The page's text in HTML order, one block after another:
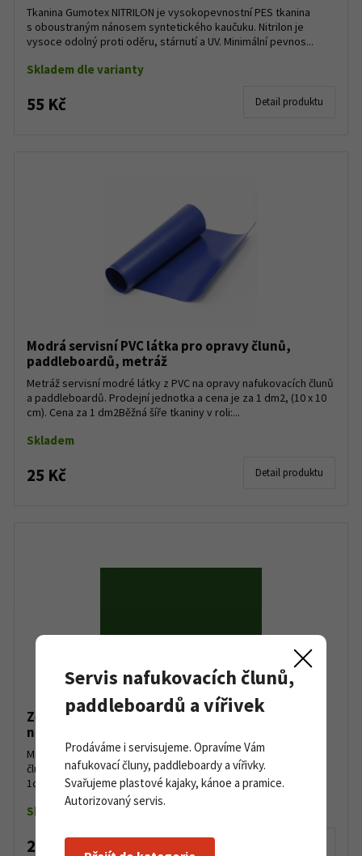
Tkanina Gumotex NITRILON je vysokopevnostní PES tkanina
s oboustraným nánosem syntetického kaučuku. Nitrilon je
vysoce odolný proti oděru, stárnutí a UV. Minimální pevnos...
Skladem dle varianty
55 Kč Detail produktu
Modrá servisní PVC látka pro opravy člunů,
paddleboardů, metráž
Metráž servisní modré látky z PVC na opravy nafukovacích člunů
a paddleboardů. Prodejní jednotka a cena je za 1 dm2, (10 x 10
cm). Cena za 1 dm2Běžná šíře tkaniny v roli:...
Skladem
25 Kč Detail produktu
Zelená servisní PVC látka pro opravy
nafukovacích člunů a paddleboardů, metráž
Metráž servisní zelené látky z PVC na opravy nafukovacích
člunů. Prodejní jednotka a cena je za 1dm2, (10x10cm).Cena za
1dm2Běžná šíře 145cmBarva: zelená Uřízneme Vám pož...
Skladem
25 Kč
Servis nafukovacích člunů,
paddleboardů a vířivek
Prodáváme i servisujeme. Opravíme Vám
nafukovací čluny, paddleboardy a vířivky.
Svařujeme plastové kajaky, kánoe a pramice.
Autorizovaný servis.